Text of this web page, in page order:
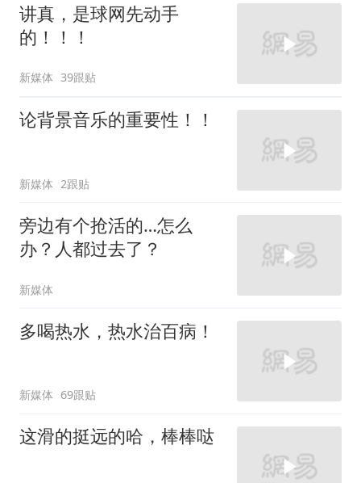
讲真，是球网先动手
的！！！
新媒体 39跟贴
论背景音乐的重要性！！
新媒体 2跟贴
旁边有个抢活的…怎么
办？人都过去了？
新媒体
多喝热水，热水治百病！
新媒体 69跟贴
这滑的挺远的哈，棒棒哒